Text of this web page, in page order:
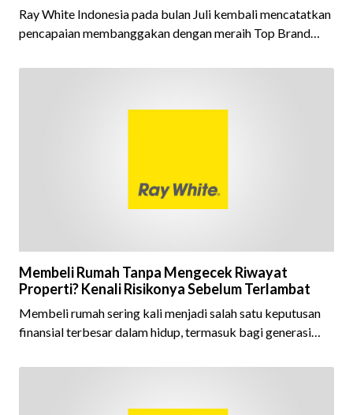
Ray White Indonesia pada bulan Juli kembali mencatatkan
pencapaian membanggakan dengan meraih Top Brand
ini menjadi semakin istimewa karena Ray White Indonesia
tahun berturut-turut, sebuah bukti nyata atas konsistensi,
Membeli Rumah Tanpa Mengecek Riwayat
Properti? Kenali Risikonya Sebelum Terlambat
Membeli rumah sering kali menjadi salah satu keputusan
finansial terbesar dalam hidup, termasuk bagi generasi
kepemilikan hunian maupun investasi properti. Namun
fokus pada harga atau lokasi tanpa memperhatikan